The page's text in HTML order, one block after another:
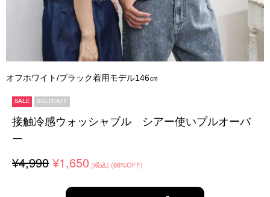
オフホワイト/ブラック着用モデル146㎝
SALE SOLDOUT
接触冷感ウォッシャブル シアー使いプルオーバ
ー
¥4,990 ¥1,650 (税込) (66%OFF)